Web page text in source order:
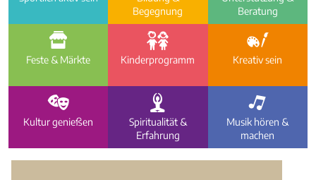
Begegnung
Beratung
f
Feste & Märkte
g
Kinder­programm
h
Kreativ sein
d
Kultur genießen
c
Spiritualität &
Erfahrung
b
Musik hören &
machen